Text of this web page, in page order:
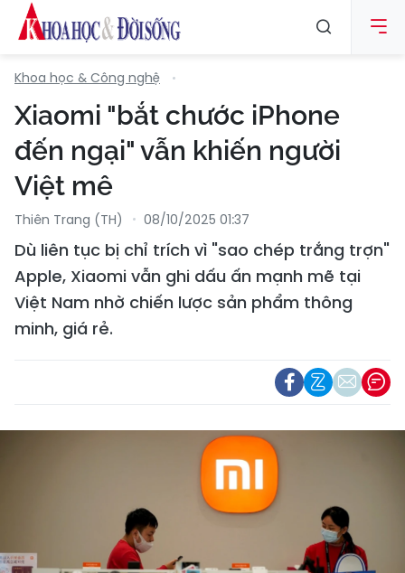
Khoa học & Công nghệ
Xiaomi "bắt chước iPhone
đến ngại" vẫn khiến người
Việt mê
Thiên Trang (TH) 08/10/2025 01:37
Dù liên tục bị chỉ trích vì "sao chép trắng trợn"
Apple, Xiaomi vẫn ghi dấu ấn mạnh mẽ tại
Việt Nam nhờ chiến lược sản phẩm thông
minh, giá rẻ.